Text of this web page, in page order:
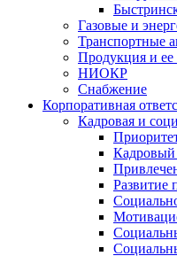
Газовые и
Транспортные
Продукция и ее
НИОКР
Снабжение
Корпоративная
Кадровая и
Кадровый
Развитие